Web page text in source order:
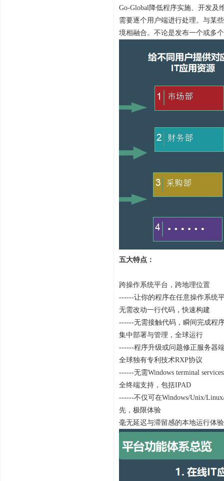
Go-Global降低程序实施、开发及
需要逐个用户端进行处理。与某
境相融合。不论是发布一个或多
五大特点：
跨操作系统平台，跨地理位置
------让你的程序在任意操作系统
无需改动一行代码，快速构建
------无需接触代码，瞬间完成程
集中部署与管理，全球运行
------程序升级或问题修正服务器
全球独有专利技术RXP协议
------无需Windows terminal
全终端支持，包括IPAD
------不仅可在Windows/Unix/
先，极限体验
毫无延迟与滞留感的本地运行体验